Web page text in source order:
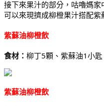
接下來果汁的部分，咕嚕媽
可以來現擠成柳橙果汁搭配紫
紫蘇油柳橙飲
食材： 柳丁5顆、紫蘇油1小
紫蘇油柳橙飲